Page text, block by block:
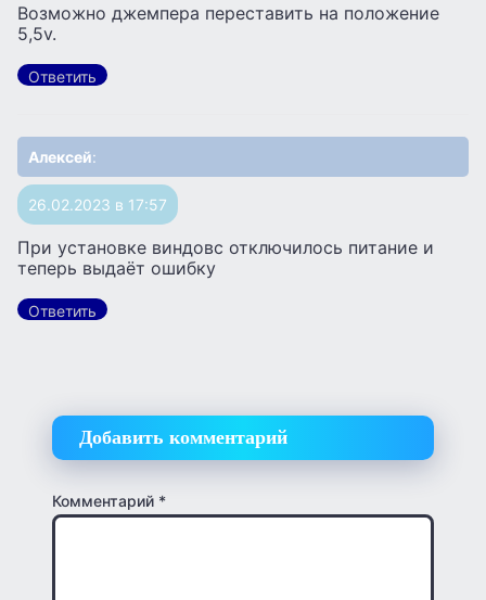
Возможно джемпера переставить на положение
5,5v.
Ответить
Алексей:
26.02.2023 в 17:57
При установке виндовс отключилось питание и
теперь выдаёт ошибку
Ответить
Добавить комментарий
Комментарий *